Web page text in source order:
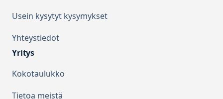
Usein kysytyt kysymykset
Yhteystiedot
Yritys
Kokotaulukko
Tietoa meistä